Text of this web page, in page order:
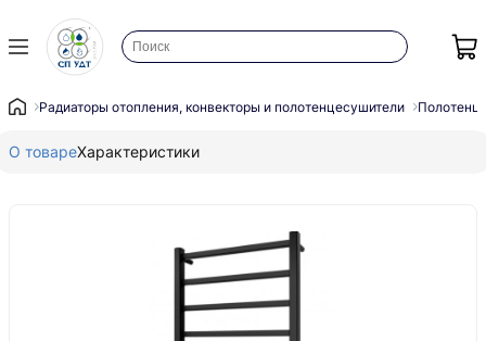
Радиаторы отопления, конвекторы и полотенцесушители
О товареХарактеристики